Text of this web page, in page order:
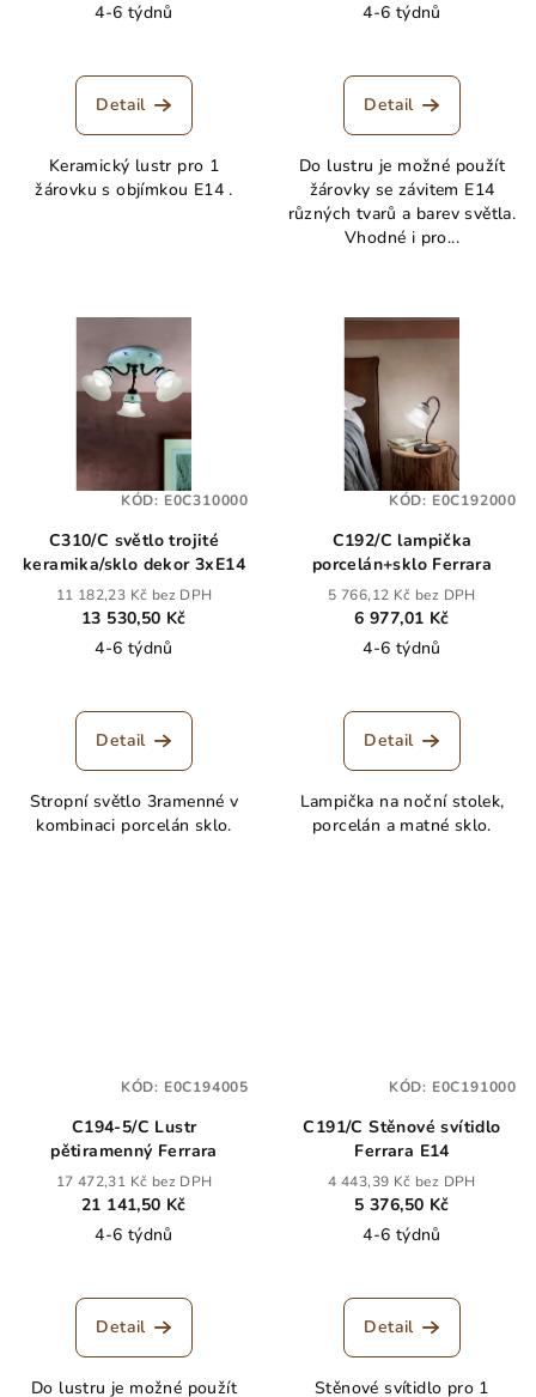
4-6 týdnů
Detail
Keramický lustr pro 1
žárovku s objímkou E14 .
4-6 týdnů
Detail
Do lustru je možné použít
žárovky se závitem E14
různých tvarů a barev světla.
Vhodné i pro...
C310/C světlo trojité
keramika/sklo dekor 3xE14
11 182,23 Kč bez DPH
13 530,50 Kč
4-6 týdnů
Detail
Stropní světlo 3ramenné v
kombinaci porcelán sklo.
KÓD: E0C310000
C192/C lampička
porcelán+sklo Ferrara
5 766,12 Kč bez DPH
6 977,01 Kč
4-6 týdnů
Detail
Lampička na noční stolek,
porcelán a matné sklo.
KÓD: E0C192000
C194-5/C Lustr
pětiramenný Ferrara
17 472,31 Kč bez DPH
21 141,50 Kč
4-6 týdnů
Detail
Do lustru je možné použít
KÓD: E0C194005
C191/C Stěnové svítidlo
Ferrara E14
4 443,39 Kč bez DPH
5 376,50 Kč
4-6 týdnů
Detail
Stěnové svítidlo pro 1
KÓD: E0C191000